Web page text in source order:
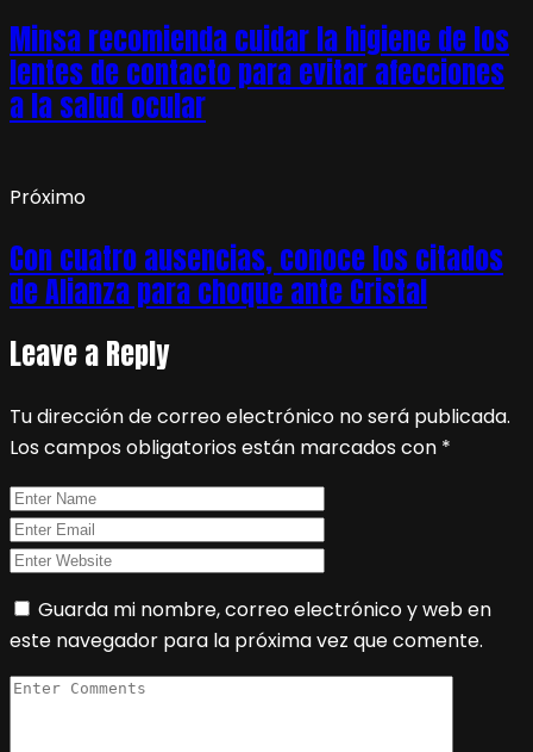
Minsa recomienda cuidar la higiene de los
lentes de contacto para evitar afecciones
a la salud ocular
Próximo
Con cuatro ausencias, conoce los citados
de Alianza para choque ante Cristal
Leave a Reply
Tu dirección de correo electrónico no será publicada.
Los campos obligatorios están marcados con *
Guarda mi nombre, correo electrónico y web en
este navegador para la próxima vez que comente.